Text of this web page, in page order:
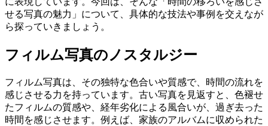
せる写真の魅力」について、具体的な技法や事例を交えなが
ら探っていきましょう。
フィルム写真のノスタルジー
フィルム写真は、その独特な色合いや質感で、時間の流れを
感じさせる力を持っています。古い写真を見返すと、色褪せ
たフィルムの質感や、経年劣化による風合いが、過ぎ去った
時間を感じさせます。例えば、家族のアルバムに収められた